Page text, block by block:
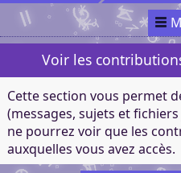
Voir les
Cette section vous permet
(messages, sujets et
ne pourrez voir que les
auxquelles vous avez accès.